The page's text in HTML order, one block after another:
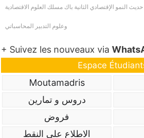
حديث النمو الإقتصادي الثانية باك مسلك العلوم الاقتصادية
وعلوم التدبير المحاسباتي
+ Suivez les nouveaux via
Espace
Moutamadris
دروس و تمارين
فروض
الاطلاع على النقط